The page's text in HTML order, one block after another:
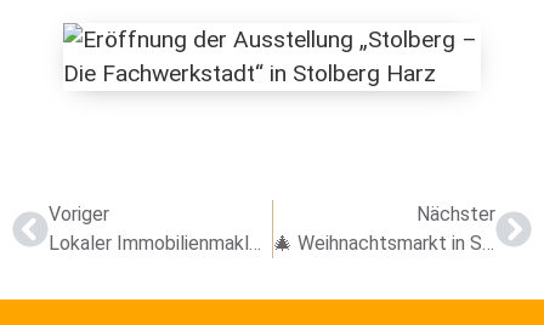
Voriger
Nächster